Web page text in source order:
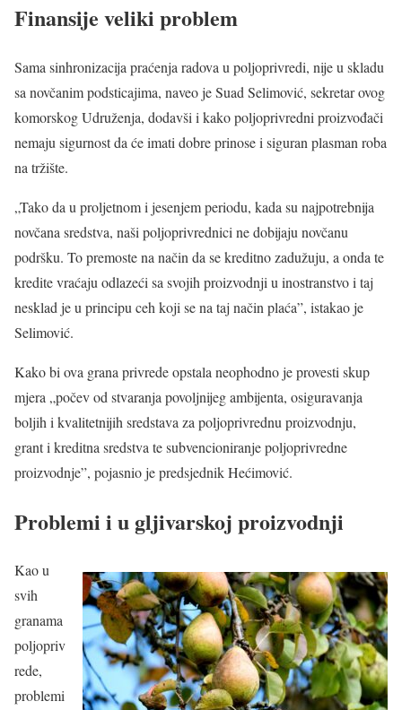
Finansije veliki problem
Sama sinhronizacija praćenja radova u poljoprivredi, nije u skladu
sa novčanim podsticajima, naveo je Suad Selimović, sekretar ovog
komorskog Udruženja, dodavši i kako poljoprivredni proizvođači
nemaju sigurnost da će imati dobre prinose i siguran plasman roba
na tržište.
„Tako da u proljetnom i jesenjem periodu, kada su najpotrebnija
novčana sredstva, naši poljoprivrednici ne dobijaju novčanu
podršku. To premoste na način da se kreditno zadužuju, a onda te
kredite vraćaju odlazeći sa svojih proizvodnji u inostranstvo i taj
nesklad je u principu ceh koji se na taj način plaća”, istakao je
Selimović.
Kako bi ova grana privrede opstala neophodno je provesti skup
mjera „počev od stvaranja povoljnijeg ambijenta, osiguravanja
boljih i kvalitetnijih sredstava za poljoprivrednu proizvodnju,
grant i kreditna sredstva te subvencioniranje poljoprivredne
proizvodnje”, pojasnio je predsjednik Hećimović.
Problemi i u gljivarskoj proizvodnji
Kao u
svih
granama
poljopriv
rede,
problemi